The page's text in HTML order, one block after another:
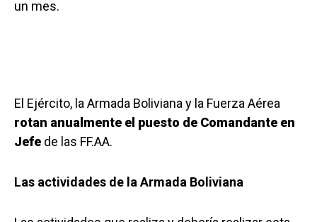
un mes.
El Ejército, la Armada Boliviana y la Fuerza Aérea
rotan anualmente el puesto de Comandante en
Jefe de las FF.AA.
Las actividades de la Armada Boliviana